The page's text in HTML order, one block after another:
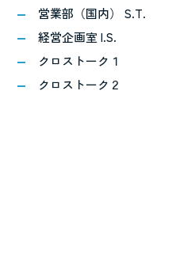
営業部（国内） S.T.
経営企画室 I.S.
クロストーク１
クロストーク２